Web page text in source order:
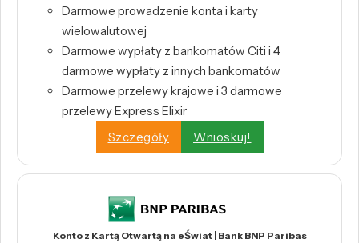
Darmowe prowadzenie konta i karty
wielowalutowej
Darmowe wypłaty z bankomatów Citi i 4
darmowe wypłaty z innych bankomatów
Darmowe przelewy krajowe i 3 darmowe
przelewy Express Elixir
Szczegóły
Wnioskuj!
Konto z Kartą Otwartą na eŚwiat | Bank BNP Paribas